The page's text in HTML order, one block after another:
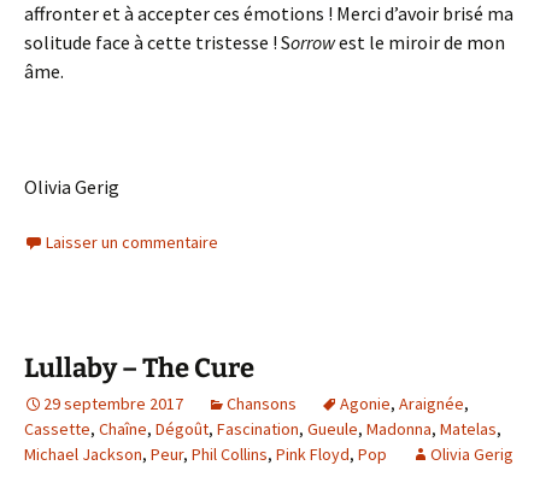
affronter et à accepter ces émotions ! Merci d’avoir brisé ma
solitude face à cette tristesse ! Sorrowest le miroir de mon
âme.
Olivia Gerig
Laisser un commentaire
Lullaby – The Cure
29 septembre 2017 Chansons Agonie, Araignée,
Cassette, Chaîne, Dégoût, Fascination, Gueule, Madonna, Matelas,
Michael Jackson, Peur, Phil Collins, Pink Floyd, Pop Olivia Gerig